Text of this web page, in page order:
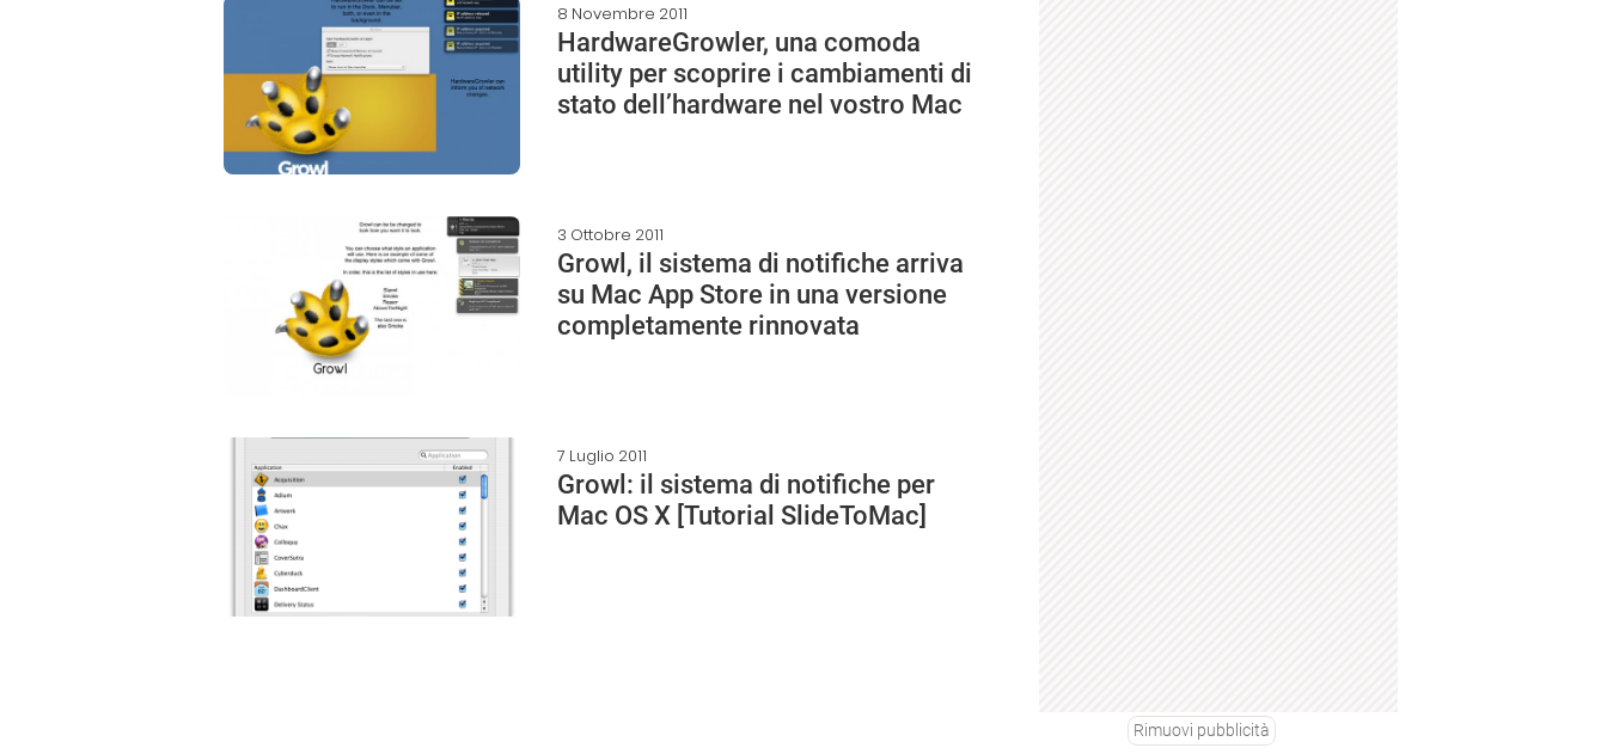
8 Novembre 2011
HardwareGrowler, una comoda
utility per scoprire i cambiamenti di
stato dell’hardware nel vostro Mac
3 Ottobre 2011
Growl, il sistema di notifiche arriva
su Mac App Store in una versione
completamente rinnovata
7 Luglio 2011
Growl: il sistema di notifiche per
Mac OS X [Tutorial SlideToMac]
Rimuovi pubblicità